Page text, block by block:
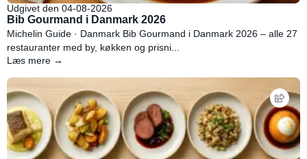
Udgivet den 04-08-2026
Bib Gourmand i Danmark 2026
Michelin Guide · Danmark Bib Gourmand i Danmark 2026 – alle 27
restauranter med by, køkken og prisni...
Læs mere →